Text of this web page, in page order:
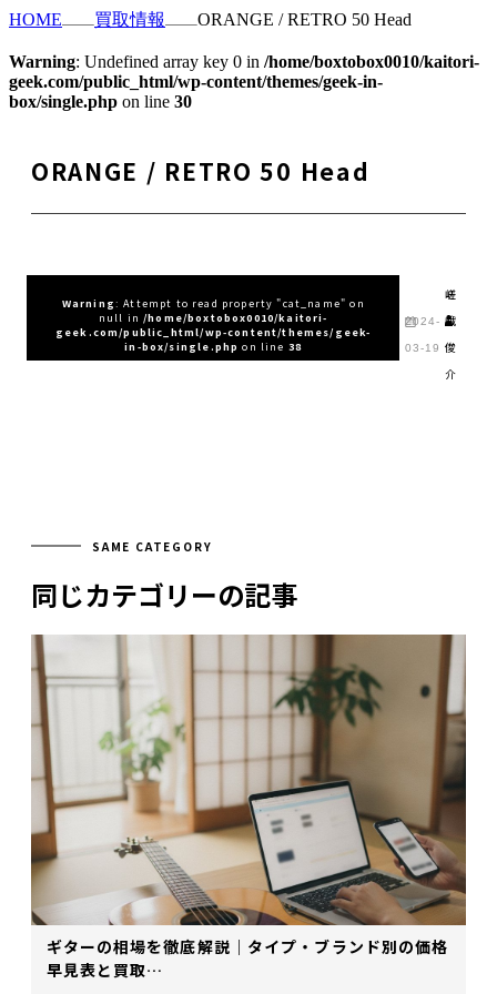
HOME 買取情報 ORANGE / RETRO 50 Head
Warning: Undefined array key 0 in /home/boxtobox0010/kaitori-
geek.com/public_html/wp-content/themes/geek-in-
box/single.php on line 30
ORANGE / RETRO 50 Head
Warning: Attempt to read property "cat_name" on
null in/home/boxtobox0010/kaitori-
geek.com/public_html/wp-content/themes/geek-
in-box/single.php on line 38
2024-
03-19
嵯
峨
俊
介
SAME CATEGORY
同じカテゴリーの記事
ギターの相場を徹底解説｜タイプ・ブランド別の価格
早見表と買取…